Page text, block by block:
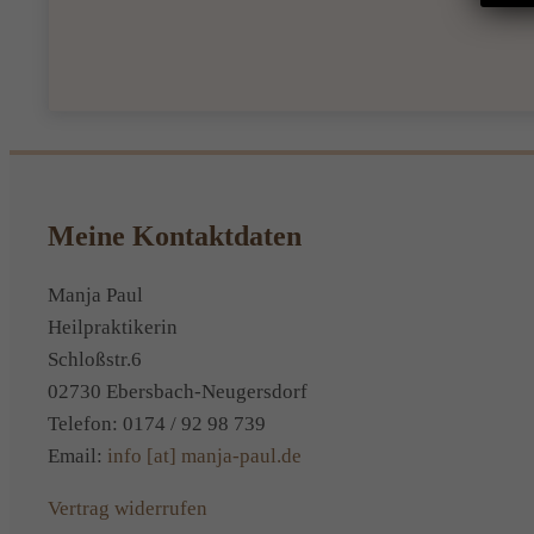
Meine Kontaktdaten
Manja Paul
Heilpraktikerin
Schloßstr.6
02730 Ebersbach-Neugersdorf
Telefon: 0174 / 92 98 739
Email: info [at] manja-paul.de
Vertrag widerrufen